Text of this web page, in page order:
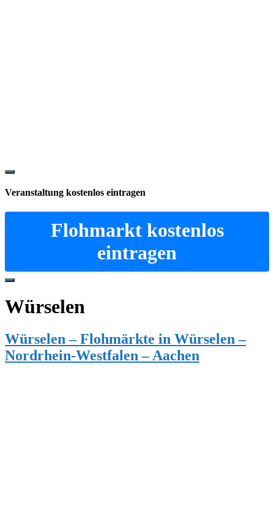
Show
Content
Veranstaltung kostenlos eintragen
Flohmarkt kostenlos
eintragen
Hide
Content
Würselen
Würselen – Flohmärkte in Würselen –
Nordrhein-Westfalen – Aachen